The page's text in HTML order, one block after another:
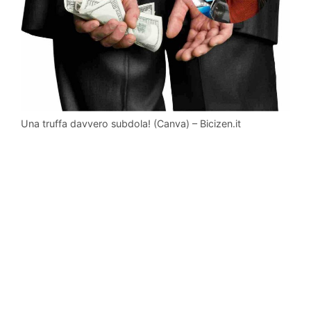
Una truffa davvero subdola! (Canva) – Bicizen.it